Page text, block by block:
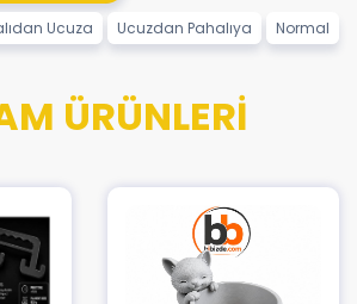
Ucuza Ucuzdan Pahalıya Normal
ÜRÜNLERİ